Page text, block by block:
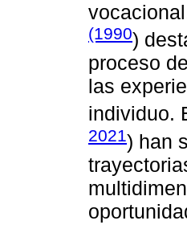
(1990)
proceso
las
individuo.
2021) han